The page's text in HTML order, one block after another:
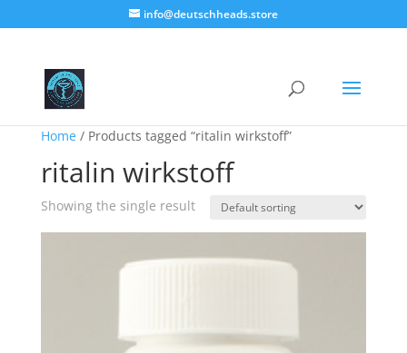
info@deutschheads.store
Home/ Products tagged “ritalin wirkstoff”
ritalin wirkstoff
Showing the single result